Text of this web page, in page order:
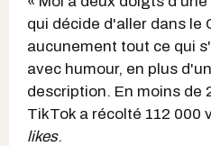
qui décide d'aller dans le
aucunement tout ce qui
avec humour, en plus
description. En moins de
TikTok a récolté 112 000
likes.